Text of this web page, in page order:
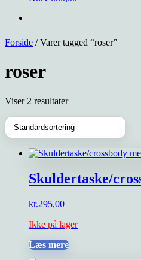
Forside / Varer tagged “roser”
roser
Viser 2 resultater
Skuldertaske/
kr.295,00
Ikke på lager
Læs mere